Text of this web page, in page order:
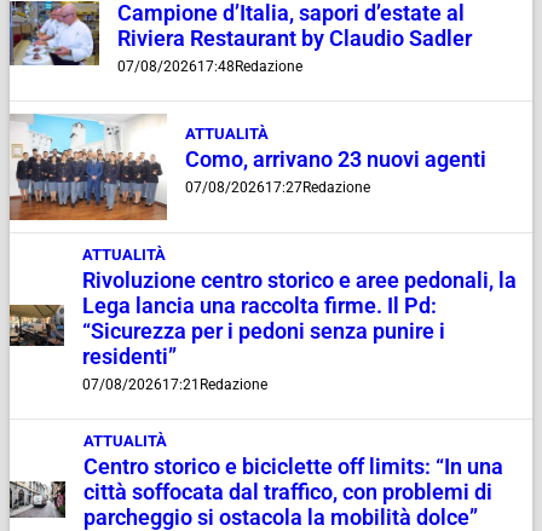
Campione d’Italia, sapori d’estate al
Riviera Restaurant by Claudio Sadler
07/08/202617:48 Redazione
ATTUALITÀ
Como, arrivano 23 nuovi agenti
07/08/202617:27Redazione
ATTUALITÀ
Rivoluzione centro storico e aree pedonali, la
Lega lancia una raccolta firme. Il Pd:
“Sicurezza per i pedoni senza punire i
residenti”
07/08/202617:21 Redazione
ATTUALITÀ
Centro storico e biciclette off limits: “In una
città soffocata dal traffico, con problemi di
parcheggio si ostacola la mobilità dolce”